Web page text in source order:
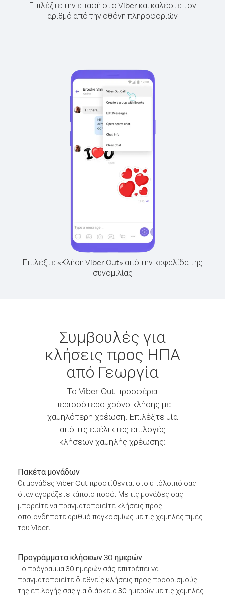
Επιλέξτε την επαφή στο Viber και καλέστε τον
αριθμό από την οθόνη πληροφοριών
Επιλέξτε «Κλήση Viber Out» από την κεφαλίδα της
συνομιλίας
Συμβουλές για
κλήσεις προς ΗΠΑ
από Γεωργία
Το Viber Out προσφέρει
περισσότερο χρόνο κλήσης με
χαμηλότερη χρέωση. Επιλέξτε μία
από τις ευέλικτες επιλογές
κλήσεων χαμηλής χρέωσης:
Πακέτα μονάδων
Οι μονάδες Viber Out προστίθενται στο υπόλοιπό σας
όταν αγοράζετε κάποιο ποσό. Με τις μονάδες σας
μπορείτε να πραγματοποιείτε κλήσεις προς
οποιονδήποτε αριθμό παγκοσμίως με τις χαμηλές τιμές
του Viber.
Προγράμματα κλήσεων 30 ημερών
Το πρόγραμμα 30 ημερών σάς επιτρέπει να
πραγματοποιείτε διεθνείς κλήσεις προς προορισμούς
της επιλογής σας για διάρκεια 30 ημερών με τις χαμηλές